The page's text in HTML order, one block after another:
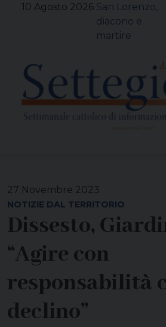
10 Agosto 2026 San Lorenzo,
diacono e
martire
27 Novembre 2023
NOTIZIE DAL TERRITORIO
Dissesto,
“Agire con
responsabilità
declino”